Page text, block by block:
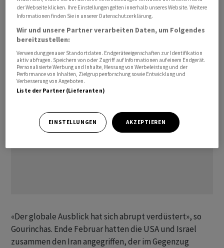
Hilfsmassnahmen reagieren. Vor ‌Kriegsausbruch habe es
eher nach höheren Wachstumsraten ausgesehen, unter
anderem dank vieler ​Investitionen in Künstliche
Intelligenz.
«Der globale Ausblick hat sich abrupt verdüstert», so
Gourinchas. Ende Februar hatten die USA und Israel
zusammen den Iran angegriffen, der im Gegenzug
der Webseite klicken. Ihre Einstellungen gelten innerhalb unseres Website. Weitere
Informationen finden Sie in unserer Datenschutzerklärung.
Wir und unsere Partner verarbeiten Daten, um Folgendes
bereitzustellen:
Verwendung genauer Standortdaten. Endgeräteeigenschaften zur Identifikation
aktiv abfragen. Speichern von oder Zugriff auf Informationen auf einem Endgerät.
Personalisierte Werbung und Inhalte, Messung von Werbeleistung und der
Performance von Inhalten, Zielgruppenforschung sowie Entwicklung und
Verbesserung von Angeboten.
Liste der Partner (Lieferanten)
EINSTELLUNGEN AKZEPTIEREN